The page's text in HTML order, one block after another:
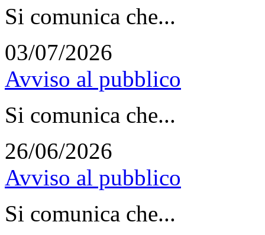
Si comunica che...
03/07/2026
Avviso al pubblico
Si comunica che...
26/06/2026
Avviso al pubblico
Si comunica che...